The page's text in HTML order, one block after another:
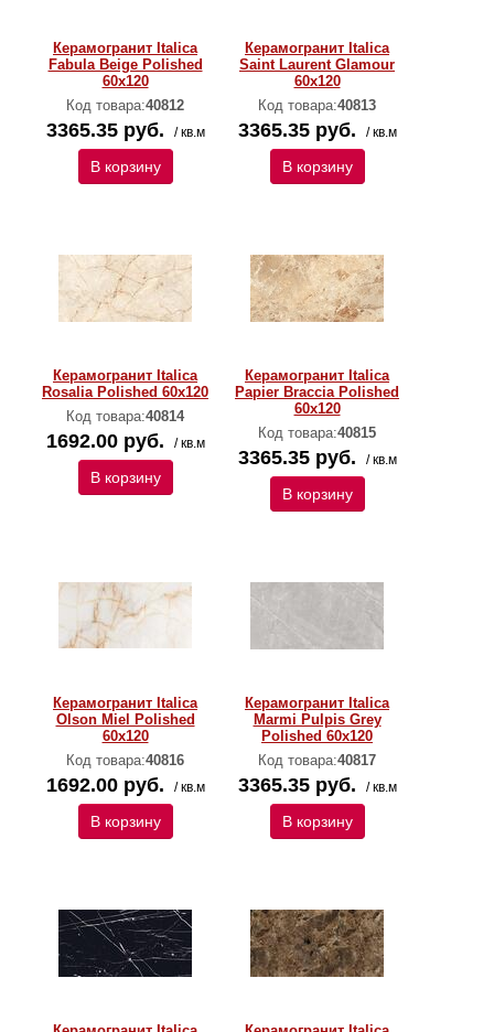
Керамогранит Italica
Fabula Beige Polished
60х120
Код товара:40812
3365.35 руб. / кв.м
В корзину
Керамогранит Italica
Saint Laurent Glamour
60х120
Код товара:40813
3365.35 руб. / кв.м
В корзину
Керамогранит Italica
Rosalia Polished 60х120
Код товара:40814
1692.00 руб. / кв.м
В корзину
Керамогранит Italica
Papier Braccia Polished
60х120
Код товара:40815
3365.35 руб. / кв.м
В корзину
Керамогранит Italica
Olson Miel Polished
60х120
Код товара:40816
1692.00 руб. / кв.м
В корзину
Керамогранит Italica
Marmi Pulpis Grey
Polished 60х120
Код товара:40817
3365.35 руб. / кв.м
В корзину